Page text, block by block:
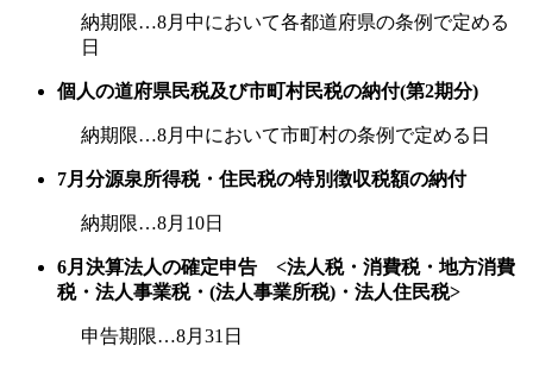
納期限…8月中において各都道府県の条例で定める
日
個人の道府県民税及び市町村民税の納付(第2期分)
納期限…8月中において市町村の条例で定める日
7月分源泉所得税・住民税の特別徴収税額の納付
納期限…8月10日
6月決算法人の確定申告 <法人税・消費税・地方消費
税・法人事業税・(法人事業所税)・法人住民税>
申告期限…8月31日